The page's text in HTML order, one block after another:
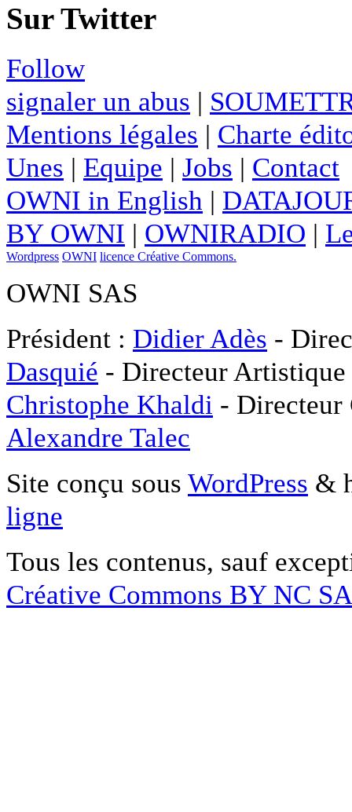
Sur Twitter
Follow
signaler un abus |
Mentions légales | Charte
Unes | Equipe | Jobs | Contact
OWNI in English |
BY OWNI | OWNIRADIO |
Wordpress OWNI licence Créative Commons.
OWNI SAS
Président : Didier Adès -
Dasquié - Directeur
Christophe Khaldi -
Alexandre Talec
Site conçu sous WordPress &
ligne
Tous les contenus, sauf
Créative Commons BY NC SA